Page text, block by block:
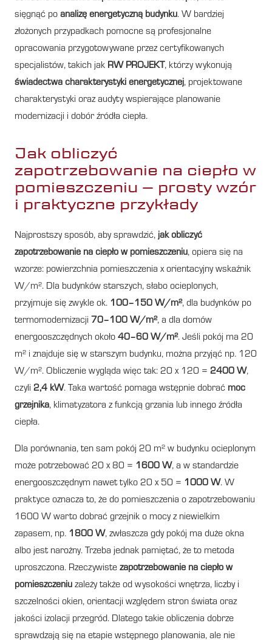
sięgnąć po analizę energetyczną budynku. W bardziej
złożonych przypadkach pomocne są profesjonalne
opracowania przygotowywane przez certyfikowanych
specjalistów, takich jak RW PROJEKT, którzy wykonują
świadectwa charakterystyki energetycznej, projektowane
charakterystyki oraz audyty wspierające planowanie
modernizacji i dobór źródła ciepła.
Jak obliczyć
zapotrzebowanie na ciepło w
pomieszczeniu – prosty wzór
i praktyczne przykłady
Najprostszy sposób, aby sprawdzić, jak obliczyć
zapotrzebowanie na ciepło w pomieszczeniu, opiera się na
wzorze: powierzchnia pomieszczenia x orientacyjny wskaźnik
W/m². Dla budynków starszych, słabo ocieplonych,
przyjmuje się zwykle ok. 100–150 W/m², dla budynków po
termomodernizacji 70–100 W/m², a dla domów
energooszczędnych około 40–60 W/m². Jeśli pokój ma 20
m² i znajduje się w starszym budynku, można przyjąć np. 120
W/m². Obliczenie wygląda więc tak: 20 x 120 = 2400 W,
czyli 2,4 kW. Taka wartość pomaga wstępnie dobrać moc
grzejnika, klimatyzatora z funkcją grzania lub innego źródła
ciepła.
Dla porównania, ten sam pokój 20 m² w budynku ocieplonym
może potrzebować 20 x 80 = 1600 W, a w standardzie
energooszczędnym nawet tylko 20 x 50 = 1000 W. W
praktyce oznacza to, że do pomieszczenia o zapotrzebowaniu
1600 W warto dobrać grzejnik o mocy z niewielkim
zapasem, np. 1800 W, zwłaszcza gdy pokój ma duże okna
albo jest narożny. Trzeba jednak pamiętać, że to metoda
uproszczona. Rzeczywiste zapotrzebowanie na ciepło w
pomieszczeniu zależy także od wysokości wnętrza, liczby i
szczelności okien, orientacji względem stron świata oraz
jakości izolacji przegród. Dlatego takie obliczenia dobrze
sprawdzają się na etapie wstępnego planowania, ale nie